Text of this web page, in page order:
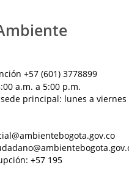
+57 (601) 3778899
a.m. a 5:00 p.m.
principal: lunes a
+57 195